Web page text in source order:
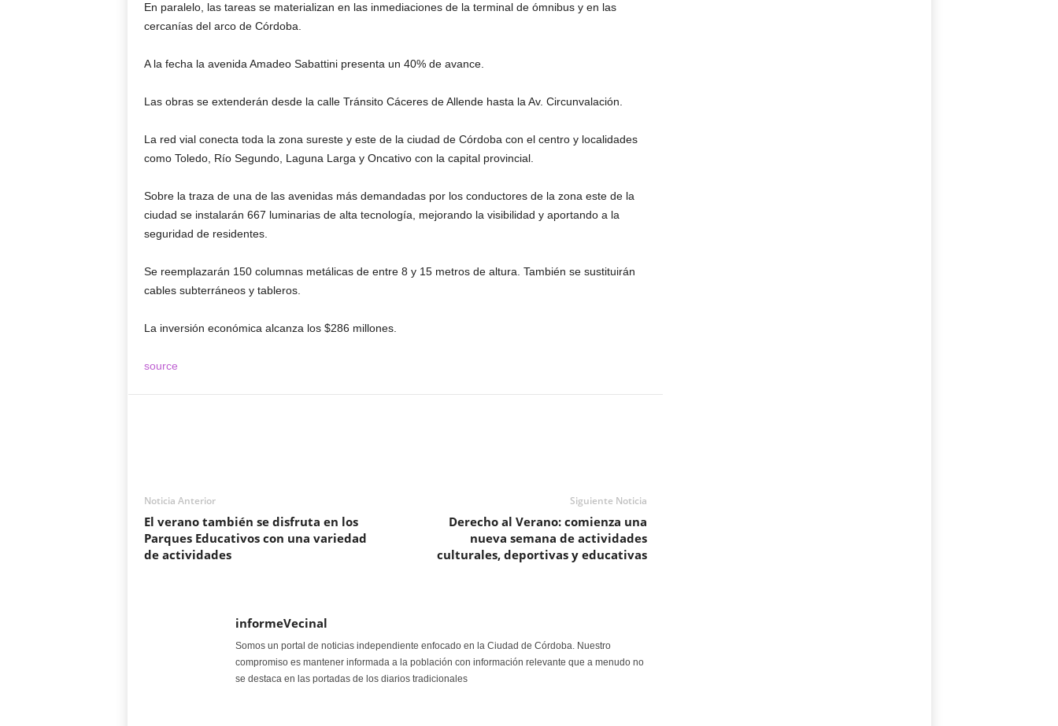
En paralelo, las tareas se materializan en las inmediaciones de la terminal de ómnibus y en las
cercanías del arco de Córdoba.
A la fecha la avenida Amadeo Sabattini presenta un 40% de avance.
Las obras se extenderán desde la calle Tránsito Cáceres de Allende hasta la Av. Circunvalación.
La red vial conecta toda la zona sureste y este de la ciudad de Córdoba con el centro y localidades
como Toledo, Río Segundo, Laguna Larga y Oncativo con la capital provincial.
Sobre la traza de una de las avenidas más demandadas por los conductores de la zona este de la
ciudad se instalarán 667 luminarias de alta tecnología, mejorando la visibilidad y aportando a la
seguridad de residentes.
Se reemplazarán 150 columnas metálicas de entre 8 y 15 metros de altura. También se sustituirán
cables subterráneos y tableros.
La inversión económica alcanza los $286 millones.
source
Noticia Anterior
El verano también se disfruta en los
Parques Educativos con una variedad
de actividades
Siguiente Noticia
Derecho al Verano: comienza una
nueva semana de actividades
culturales, deportivas y educativas
informeVecinal
Somos un portal de noticias independiente enfocado en la Ciudad de Córdoba. Nuestro
compromiso es mantener informada a la población con información relevante que a menudo no
se destaca en las portadas de los diarios tradicionales